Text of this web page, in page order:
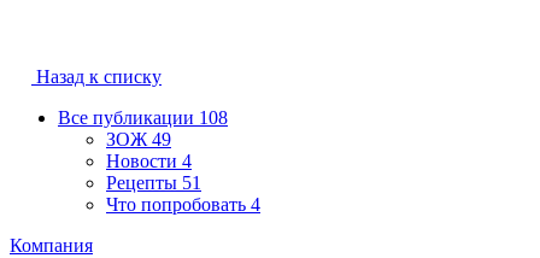
Назад к списку
Все публикации 108
ЗОЖ 49
Новости 4
Рецепты 51
Что попробовать 4
Компания